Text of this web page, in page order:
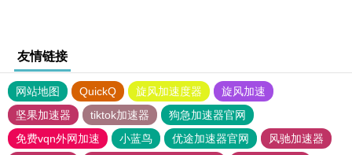
友情链接
网站地图 QuickQ 旋风加速度器
旋风加速
坚果加速器
tiktok加速器
狗急加速器官网
免费vqn外网加速
小蓝鸟 优途加速器官网
风驰加速器